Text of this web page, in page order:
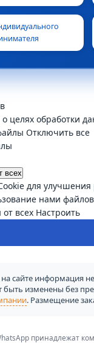
целях обработки
Отключить все
всех
для
нами
от всех Настроить
сайте информация
быть изменены без
. Размещение
принадлежат